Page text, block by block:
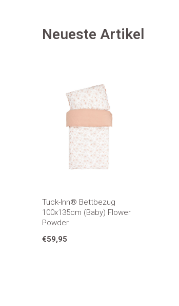
Neueste Artikel
Tuck-Inn® Bettbezug
100x135cm (Baby) Flower
Powder
€59,95